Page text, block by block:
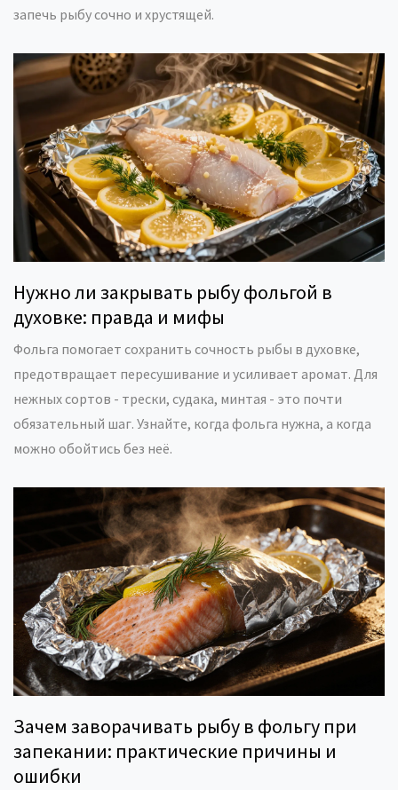
запечь рыбу сочно и хрустящей.
Нужно ли закрывать рыбу фольгой в
духовке: правда и мифы
Фольга помогает сохранить сочность рыбы в духовке,
предотвращает пересушивание и усиливает аромат. Для
нежных сортов - трески, судака, минтая - это почти
обязательный шаг. Узнайте, когда фольга нужна, а когда
можно обойтись без неё.
Зачем заворачивать рыбу в фольгу при
запекании: практические причины и
ошибки